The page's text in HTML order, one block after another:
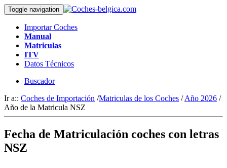
Toggle navigation
Importar Coches
Manual
Matriculas
ITV
Datos Técnicos
Buscador
Ir a:: Coches de Importación /Matriculas de los Coches /Año 2026 /
Año de la Matricula NSZ
Fecha de Matriculación coches con letras
NSZ